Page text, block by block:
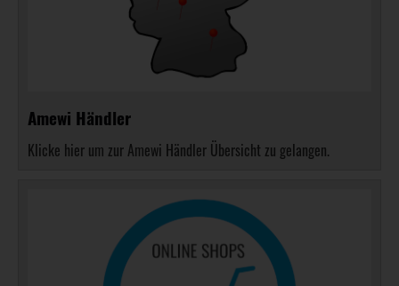
Amewi Händler
Klicke hier um zur Amewi Händler Übersicht zu gelangen.